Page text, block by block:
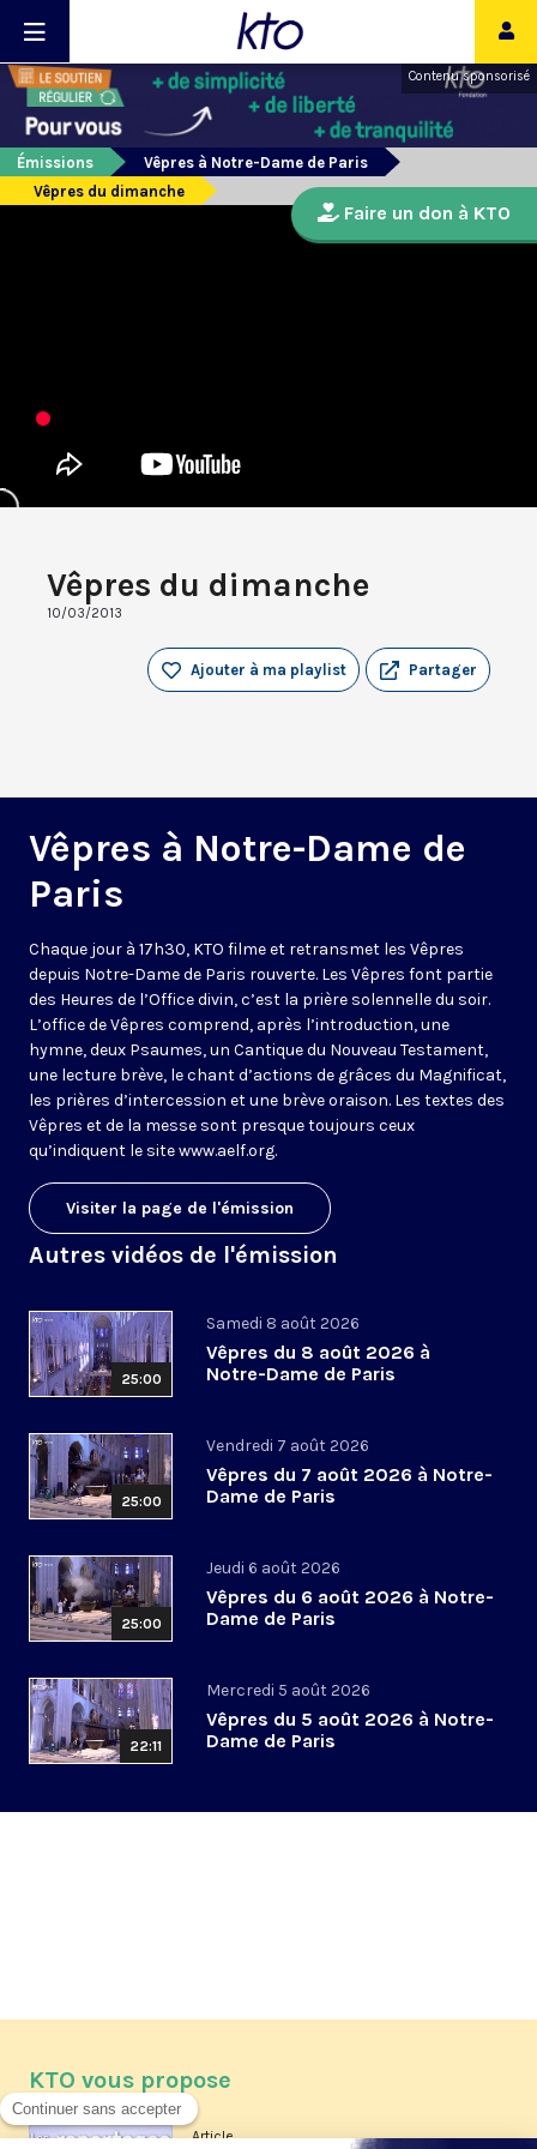
Contenu sponsorisé
Émissions
Vêpres à Notre-Dame de Paris
Vêpres du dimanche
Vêpres du dimanche
10/03/2013
Partager
Ajouter à ma playlist
Vêpres à Notre-Dame de
Paris
Chaque jour à 17h30, KTO filme et retransmet les Vêpres
depuis Notre-Dame de Paris rouverte. Les Vêpres font partie
des Heures de l’Office divin, c’est la prière solennelle du soir.
L’office de Vêpres comprend, après l’introduction, une
hymne, deux Psaumes, un Cantique du Nouveau Testament,
une lecture brève, le chant d’actions de grâces du Magnificat,
les prières d’intercession et une brève oraison. Les textes des
Vêpres et de la messe sont presque toujours ceux
qu’indiquent le sitewww.aelf.org.
Visiter la page de l'émission
Autres vidéos de l'émission
25:00
Samedi 8 août 2026
Vêpres du 8 août 2026 à
Notre-Dame de Paris
25:00
Vendredi 7 août 2026
Vêpres du 7 août 2026 à Notre-
Dame de Paris
25:00
Jeudi 6 août 2026
Vêpres du 6 août 2026 à Notre-
Dame de Paris
22:11
Mercredi 5 août 2026
Vêpres du 5 août 2026 à Notre-
Dame de Paris
Faire un don à KTO
KTO vous propose
Article